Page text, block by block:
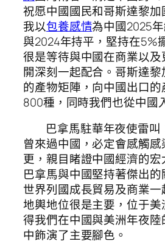
祝愿中國國民和哥斯達黎加
我以包養感情為中國2025
與2024年持平，堅持在5%
很是等待與中國在商業以
開深刻一起配合。哥斯達
的產物矩陣，向中國出口
800種，同時我們也從中國
巴拿馬駐華年夜使雷
曾來過中國，必定會感觸
更，親目睹證中國經濟的宏
巴拿馬與中國堅持著傑出
世界列國成長貿易及商業
地輿地位很是主要，位于
得我們在中國與美洲年夜
中飾演了主要腳色。